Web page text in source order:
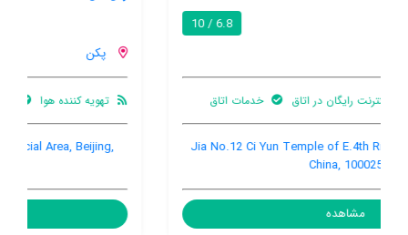
تهویه کننده هوا خدمات اتاق
No.6-9, Xin Yuan Li, Lufthansa Commercial Area, Beijing,
مشاهده